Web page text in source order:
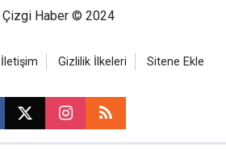
Çizgi Haber © 2024
İletişim Gizlilik İlkeleri Sitene Ekle